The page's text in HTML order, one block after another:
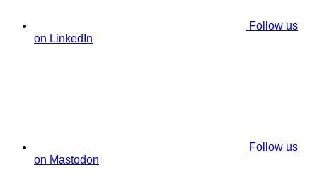
Follow us
on LinkedIn
Follow us
on Mastodon